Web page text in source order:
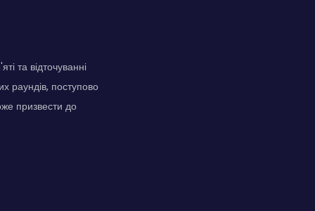
та відточуванні
раундів, поступово
призвести до